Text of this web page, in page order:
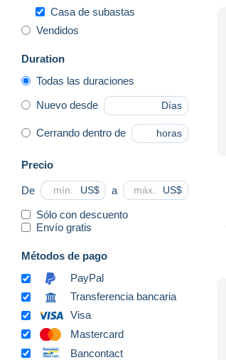
Casa de subastas
Vendidos
Duration
Todas las duraciones
Nuevo desde Días
Cerrando dentro de horas
Precio
De US$ a US$
Sólo con descuento
Envío gratis
Métodos de pago
PayPal
Transferencia bancaria
Visa
Mastercard
Bancontact